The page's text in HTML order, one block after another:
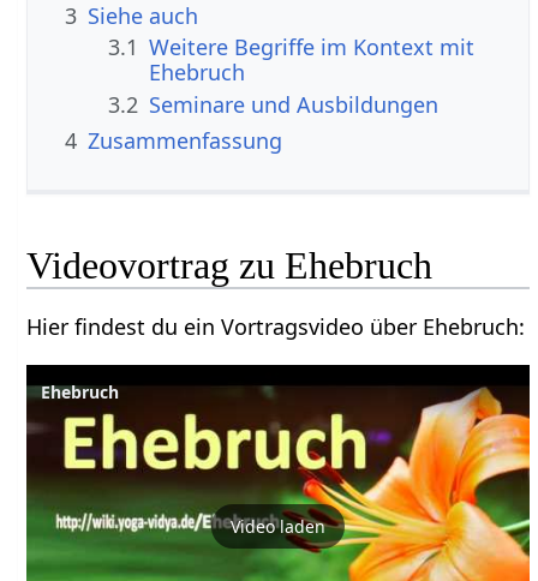
3 Siehe auch
3.1 Weitere Begriffe im Kontext mit
3.2 Seminare und Ausbildungen
4 Zusammenfassung
Hier findest du ein Vortragsvideo über Ehebruch‏‎:
Ehebruch
Video laden